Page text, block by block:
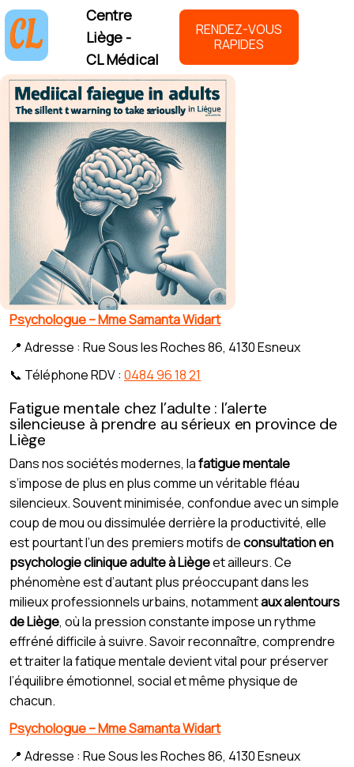
Centre
Liège -
CL Médical
RENDEZ-VOUS
RAPIDES
Psychologue – Mme Samanta Widart
📍 Adresse : Rue Sous les Roches 86, 4130 Esneux
📞 Téléphone RDV : 0484 96 18 21
Fatigue mentale chez l’adulte : l’alerte
silencieuse à prendre au sérieux en province de
Liège
Dans nos sociétés modernes, lafatigue mentale
s’impose de plus en plus comme un véritable fléau
silencieux. Souvent minimisée, confondue avec un simple
coup de mou ou dissimulée derrière la productivité, elle
est pourtant l’un des premiers motifs deconsultation en
psychologie clinique adulteà Liègeet ailleurs. Ce
phénomène est d’autant plus préoccupant dans les
milieux professionnels urbains, notammentaux alentours
de Liège, où la pression constante impose un rythme
effréné difficile à suivre. Savoir reconnaître, comprendre
et traiter la fatique mentale devient vital pour préserver
l’équilibre émotionnel, social et même physique de
chacun.
Psychologue – Mme Samanta Widart
📍 Adresse : Rue Sous les Roches 86, 4130 Esneux